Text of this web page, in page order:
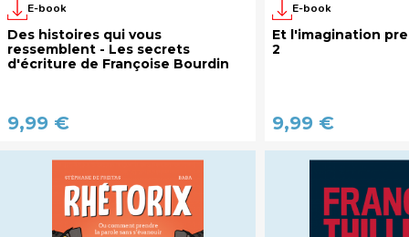
E-book
Des histoires qui vous
ressemblent - Les secrets
d'écriture de Françoise Bourdin
9,99 €
E-book
Et l'imagination
2
9,99 €